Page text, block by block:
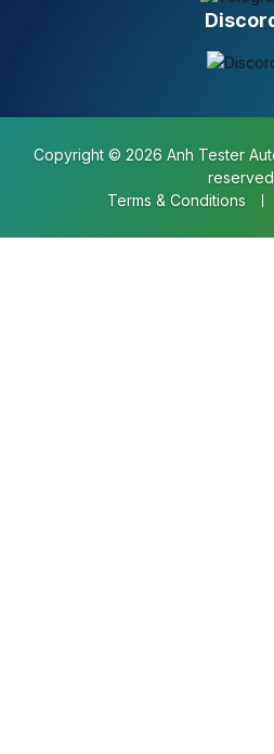
Copyright © 2026 Anh Tester
Terms & Conditions